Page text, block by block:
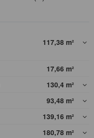
117,38 m²
17,66 m²
130,4 m²
93,48 m²
139,16 m²
180,78 m²